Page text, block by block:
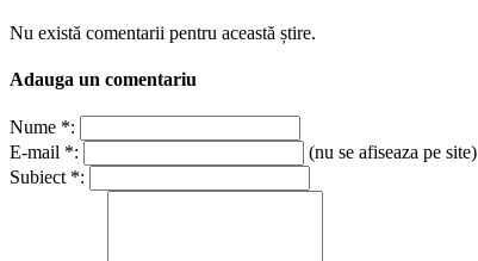
Nu există comentarii pentru această știre.
Adauga un comentariu
Nume *:
E-mail *:
(nu se afiseaza pe site)
Subiect *: